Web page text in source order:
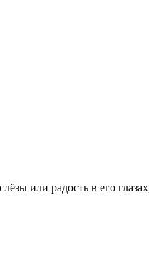
или радость в его